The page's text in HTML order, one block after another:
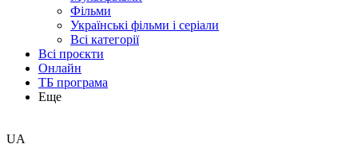
Фільми
Українські фільми і серіали
Всі категорії
Всі проєкти
Онлайн
ТБ програма
Еще
UA